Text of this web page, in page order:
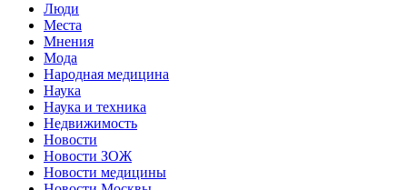
Люди
Места
Мнения
Мода
Народная медицина
Наука
Наука и техника
Недвижимость
Новости
Новости ЗОЖ
Новости медицины